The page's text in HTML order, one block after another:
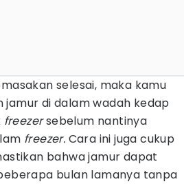
selesai, maka kamu
di dalam wadah kedap
freezersebelum nantinya
freezer. Cara ini juga cukup
bahwa jamur dapat
bulan lamanya tanpa